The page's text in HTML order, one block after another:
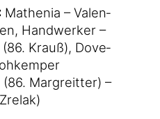
Mathe­nia – Valen­
Hand­wer­ker –
Krauß), Dove­
(86. Mar­greit­ter) –